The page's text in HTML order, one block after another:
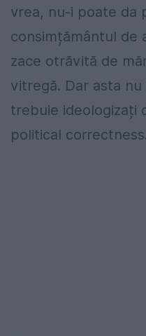
vrea, nu-i poate da
consimțământul de
zace otrăvită de
vitregă. Dar asta nu
trebuie
political